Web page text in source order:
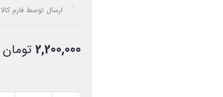
ارسال توسط فارم کالا
2,200,000 تومان